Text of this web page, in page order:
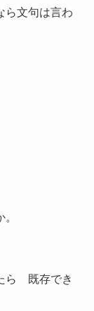
ら文句は言わ
ら 既存でき